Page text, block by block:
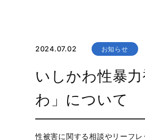
2024.07.02 お知らせ
いしかわ性暴
わ」について
性被害に関する相談やリーフ